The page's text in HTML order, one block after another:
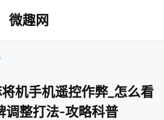
微趣网
机手机遥控作弊_怎么看
调整打法-攻略科普